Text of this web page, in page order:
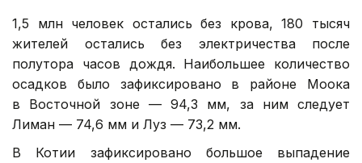
1,5 млн человек остались без крова, 180 тысяч
жителей остались без электричества после
полутора часов дождя. Наибольшее количество
осадков было зафиксировано в районе Моока
в Восточной зоне — 94,3 мм, за ним следует
Лиман — 74,6 мм и Луз — 73,2 мм.
В Котии зафиксировано большое выпадение